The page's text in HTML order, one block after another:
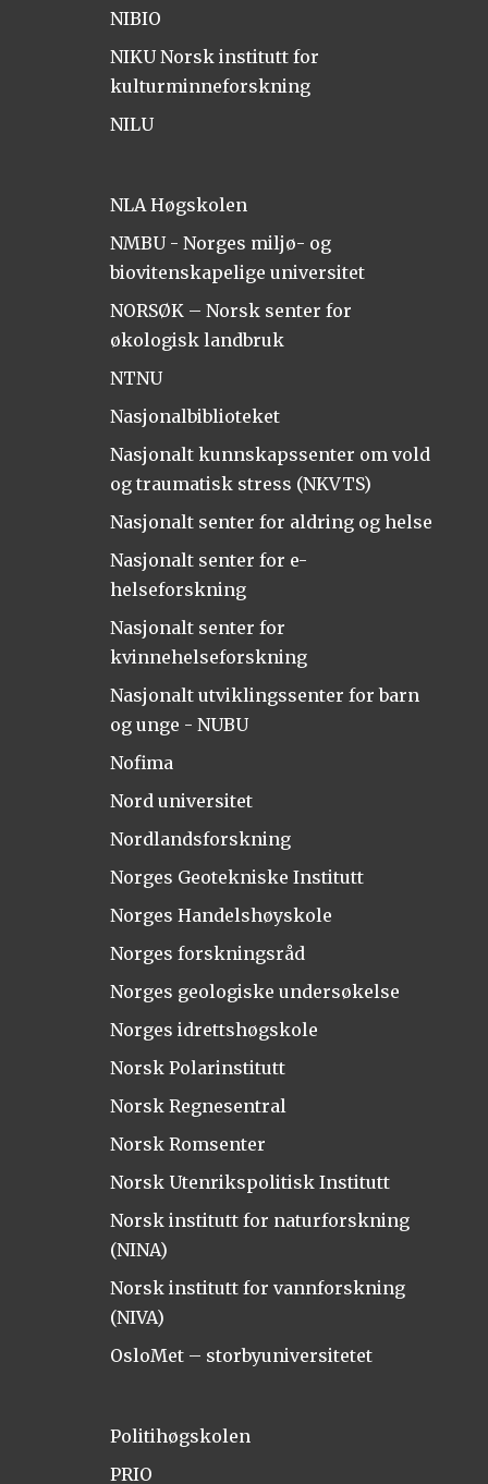
NIBIO
NIKU Norsk institutt for
kulturminneforskning
NILU
NLA Høgskolen
NMBU - Norges miljø- og
biovitenskapelige universitet
NORSØK – Norsk senter for
økologisk landbruk
NTNU
Nasjonalbiblioteket
Nasjonalt kunnskapssenter om vold
og traumatisk stress (NKVTS)
Nasjonalt senter for aldring og helse
Nasjonalt senter for e-
helseforskning
Nasjonalt senter for
kvinnehelseforskning
Nasjonalt utviklingssenter for barn
og unge - NUBU
Nofima
Nord universitet
Nordlandsforskning
Norges Geotekniske Institutt
Norges Handelshøyskole
Norges forskningsråd
Norges geologiske undersøkelse
Norges idrettshøgskole
Norsk Polarinstitutt
Norsk Regnesentral
Norsk Romsenter
Norsk Utenrikspolitisk Institutt
Norsk institutt for naturforskning
(NINA)
Norsk institutt for vannforskning
(NIVA)
OsloMet – storbyuniversitetet
Politihøgskolen
PRIO